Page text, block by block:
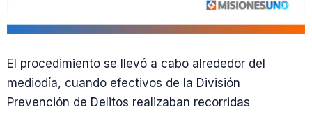
El procedimiento se llevó a cabo alrededor del
mediodía, cuando efectivos de la División
Prevención de Delitos realizaban recorridas